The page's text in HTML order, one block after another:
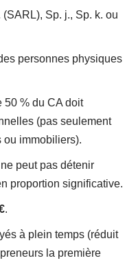
(SARL), Sp. j., Sp. k. ou
personnes physiques
50 % du CA doit
(pas seulement
ou immobiliers).
peut pas détenir
proportion significative.
.
à plein temps (réduit
la première